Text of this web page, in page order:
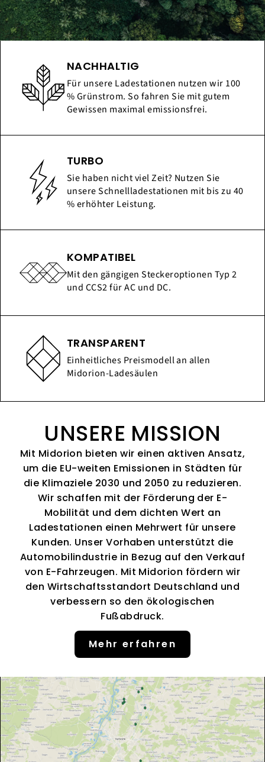
NACHHALTIG
Für unsere Ladestationen nutzen wir 100
% Grünstrom. So fahren Sie mit gutem
Gewissen maximal emissionsfrei.
TURBO
Sie haben nicht viel Zeit? Nutzen Sie
unsere Schnellladestationen mit bis zu 40
% erhöhter Leistung.
KOMPATIBEL
Mit den gängigen Steckeroptionen Typ 2
und CCS2 für AC und DC.
TRANSPARENT
Einheitliches Preismodell an allen
Midorion-Ladesäulen
UNSERE MISSION
Mit Midorion bieten wir einen aktiven Ansatz,
um die EU-weiten Emissionen in Städten für
die Klimaziele 2030 und 2050 zu reduzieren.
Wir schaffen mit der Förderung der E-
Mobilität und dem dichten Wert an
Ladestationen einen Mehrwert für unsere
Kunden. Unser Vorhaben unterstützt die
Automobilindustrie in Bezug auf den Verkauf
von E-Fahrzeugen. Mit Midorion fördern wir
den Wirtschaftsstandort Deutschland und
verbessern so den ökologischen
Fußabdruck.
Mehr erfahren